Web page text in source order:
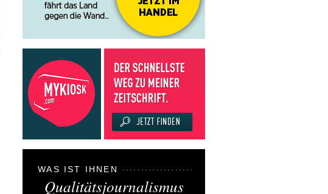
WAS IST IHNEN
Qualitätsjournalismus